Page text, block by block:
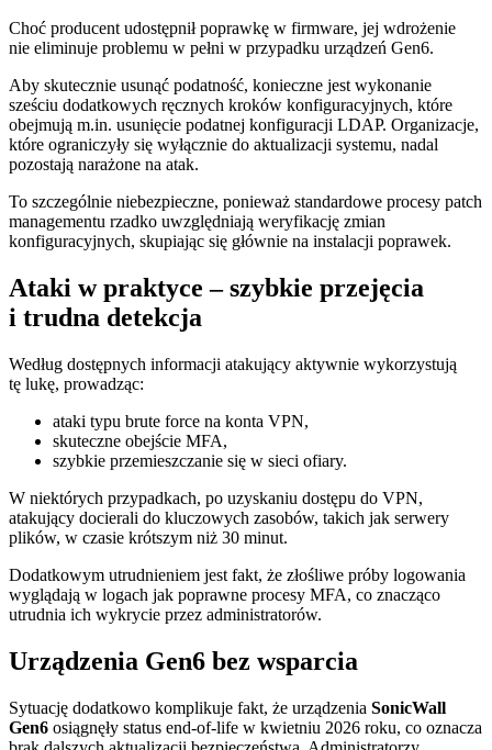
Choć producent udostępnił poprawkę w firmware, jej wdrożenie
nie eliminuje problemu w pełni w przypadku urządzeń Gen6.
Aby skutecznie usunąć podatność, konieczne jest wykonanie
sześciu dodatkowych ręcznych kroków konfiguracyjnych, które
obejmują m.in. usunięcie podatnej konfiguracji LDAP. Organizacje,
które ograniczyły się wyłącznie do aktualizacji systemu, nadal
pozostają narażone na atak.
To szczególnie niebezpieczne, ponieważ standardowe procesy patch
managementu rzadko uwzględniają weryfikację zmian
konfiguracyjnych, skupiając się głównie na instalacji poprawek.
Ataki w praktyce – szybkie przejęcia
i trudna detekcja
Według dostępnych informacji atakujący aktywnie wykorzystują
tę lukę, prowadząc:
ataki typu brute force na konta VPN,
skuteczne obejście MFA,
szybkie przemieszczanie się w sieci ofiary.
W niektórych przypadkach, po uzyskaniu dostępu do VPN,
atakujący docierali do kluczowych zasobów, takich jak serwery
plików, w czasie krótszym niż 30 minut.
Dodatkowym utrudnieniem jest fakt, że złośliwe próby logowania
wyglądają w logach jak poprawne procesy MFA, co znacząco
utrudnia ich wykrycie przez administratorów.
Urządzenia Gen6 bez wsparcia
Sytuację dodatkowo komplikuje fakt, że urządzenia SonicWall
Gen6 osiągnęły status end-of-life w kwietniu 2026 roku, co oznacza